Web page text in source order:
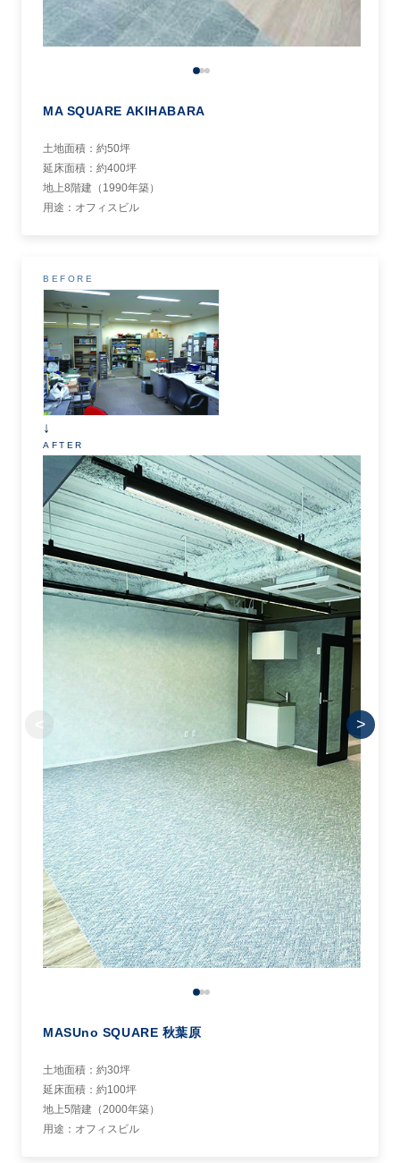
MA SQUARE AKIHABARA
土地面積：約50坪
延床面積：約400坪
地上8階建（1990年築）
用途：オフィスビル
BEFORE
↓
AFTER
< >
MASUno SQUARE 秋葉原
土地面積：約30坪
延床面積：約100坪
地上5階建（2000年築）
用途：オフィスビル